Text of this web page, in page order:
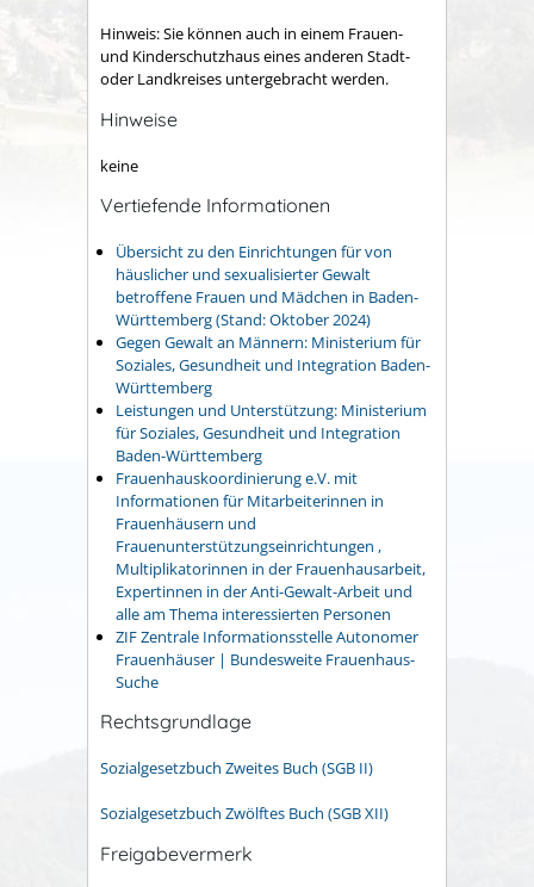
Hinweis: Sie können auch in einem Frauen-
und Kinderschutzhaus eines anderen Stadt-
oder Landkreises untergebracht werden.
Hinweise
keine
Vertiefende Informationen
Übersicht zu den Einrichtungen für von
häuslicher und sexualisierter Gewalt
betroffene Frauen und Mädchen in Baden-
Württemberg (Stand: Oktober 2024)
Gegen Gewalt an Männern: Ministerium für
Soziales, Gesundheit und Integration Baden-
Württemberg
Leistungen und Unterstützung: Ministerium
für Soziales, Gesundheit und Integration
Baden-Württemberg
Frauenhauskoordinierung e.V. mit
Informationen für Mitarbeiterinnen in
Frauenhäusern und
Frauenunterstützungseinrichtungen ,
Multiplikatorinnen in der Frauenhausarbeit,
Expertinnen in der Anti-Gewalt-Arbeit und
alle am Thema interessierten Personen
ZIF Zentrale Informationsstelle Autonomer
Frauenhäuser | Bundesweite Frauenhaus-
Suche
Rechtsgrundlage
Sozialgesetzbuch Zweites Buch (SGB II)
Sozialgesetzbuch Zwölftes Buch (SGB XII)
Freigabevermerk